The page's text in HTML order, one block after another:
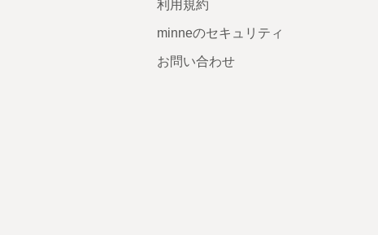
利用規約
minneのセキュリティ
お問い合わせ